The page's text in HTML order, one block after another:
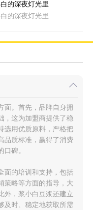
的深夜灯光里
的深夜灯光里
面。首先，品牌自身拥
，这为加盟商提供了稳
选用优质原料，严格把
品质标准，赢得了消费
碑。
面的培训和支持，包括
策略等方面的指导，大
外，浆小白豆浆还建立
及时、稳定地获取所需